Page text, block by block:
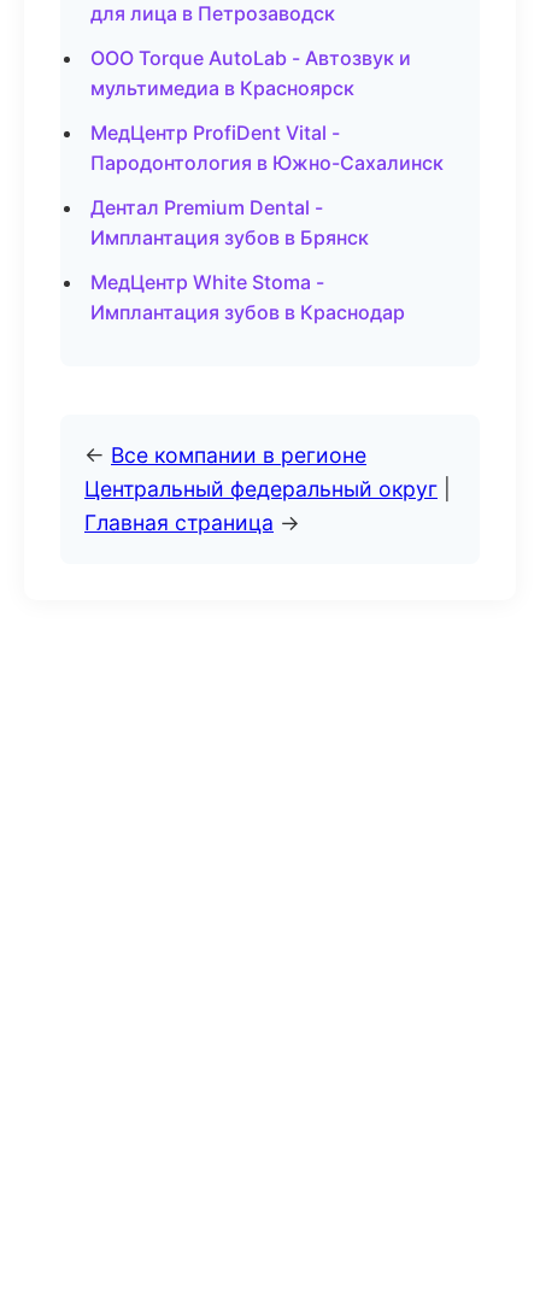
для лица в Петрозаводск
ООО Torque AutoLab - Автозвук и
мультимедиа в Красноярск
МедЦентр ProfiDent Vital -
Пародонтология в Южно-Сахалинск
Дентал Premium Dental -
Имплантация зубов в Брянск
МедЦентр White Stoma -
Имплантация зубов в Краснодар
← Все компании в регионе
Центральный федеральный округ
Главная страница →